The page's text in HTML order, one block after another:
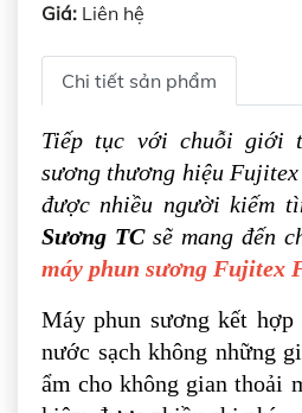
Giá: Liên hệ
Chi tiết sản phẩm
Tiếp tục với chuỗi giới
sương thương hiệu
được nhiều người kiếm
Sương TCsẽ mang đến
máy phun sương Fujitex
Máy phun sương kết
nước sạch không những
ẩm cho không gian thoải